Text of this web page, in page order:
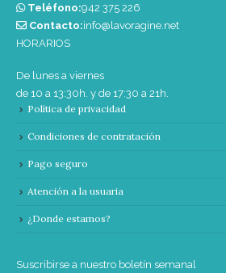
Teléfono:‭942 375 226‬
Contacto:info@lavoragine.net
HORARIOS
De lunes a viernes
de 10 a 13:30h. y de 17:30 a 21h.
Política de privacidad
Condiciones de contratación
Pago seguro
Atención a la usuaria
¿Donde estamos?
Suscribirse a nuestro boletín semanal